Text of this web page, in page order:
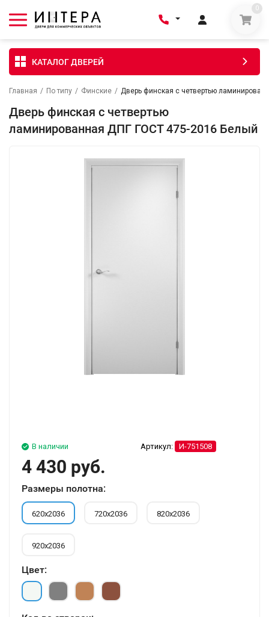
0
КАТАЛОГ ДВЕРЕЙ
Главная / По типу / Финские / Дверь финская с четвертью
Дверь финская с четвертью
ламинированная ДПГ ГОСТ 475-2016 Белый
Артикул: И-751508
В наличии
4 430 руб.
Размеры полотна:
620х2036 720х2036 820х2036
920х2036
Цвет: